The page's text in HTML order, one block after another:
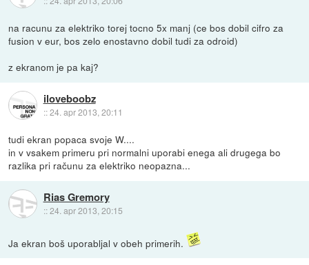
na racunu za elektriko torej tocno 5x manj (ce bos dobil cifro za
fusion v eur, bos zelo enostavno dobil tudi za odroid)
z ekranom je pa kaj?
iloveboobz
::24. apr 2013, 20:11
tudi ekran popaca svoje W....
in v vsakem primeru pri normalni uporabi enega ali drugega bo
razlika pri računu za elektriko neopazna...
Rias Gremory
::24. apr 2013, 20:15
Ja ekran boš uporabljal v obeh primerih.